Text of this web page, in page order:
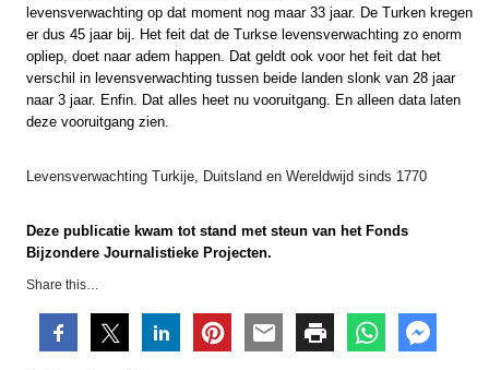
levensverwachting op dat moment nog maar 33 jaar. De Turken kregen
er dus 45 jaar bij. Het feit dat de Turkse levensverwachting zo enorm
opliep, doet naar adem happen. Dat geldt ook voor het feit dat het
verschil in levensverwachting tussen beide landen slonk van 28 jaar
naar 3 jaar. Enfin. Dat alles heet nu vooruitgang. En alleen data laten
deze vooruitgang zien.
Levensverwachting Turkije, Duitsland en Wereldwijd sinds 1770
Deze publicatie kwam tot stand met steun van het Fonds
Bijzondere Journalistieke Projecten.
Share this…